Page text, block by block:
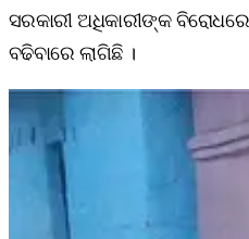
ସରକାରୀ ଅଧିକାରୀଙ୍କ
ବଢିବାରେ ଲାଗିଛି ।